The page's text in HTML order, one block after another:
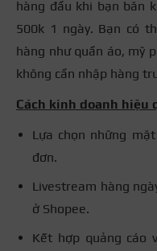
hàng đầu khi bạn băn
500k 1 ngày. Bạn có
hàng như quần áo, mỹ
không cần nhập hàng
Cách kinh doanh hiệu
Lựa chọn những
đơn.
Livestream hàng
ở Shopee.
Kết hợp quảng cáo